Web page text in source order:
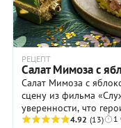
РЕЦЕПТ
Салат Мимоза с
Салат Мимоза с
сцену из фильма
уверенности, что
«А этот салат я
4.92 (13) 1